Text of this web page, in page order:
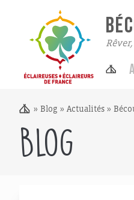
» Blog » Actualités »
Blog